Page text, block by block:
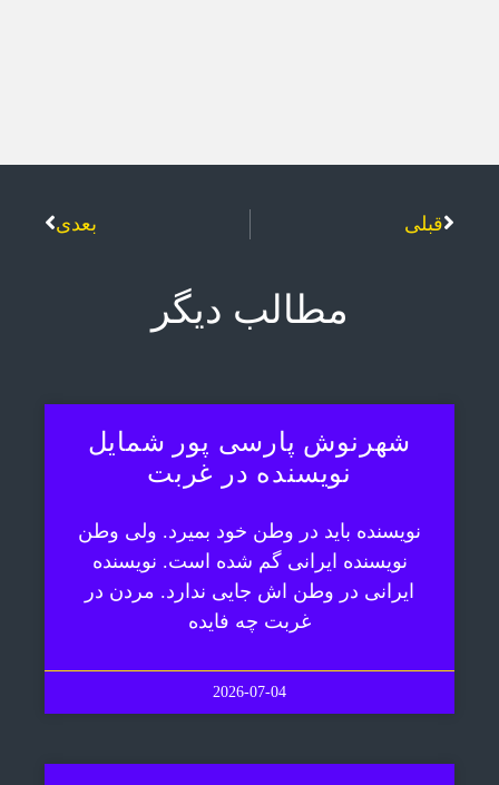
قبلی بعدی
مطالب دیگر
شهرنوش پارسی پور شمایل
نویسنده در غربت
نویسنده باید در وطن خود بمیرد. ولی وطن
نویسنده ایرانی گم شده است. نویسنده
ایرانی در وطن اش جایی ندارد. مردن در
غربت چه فایده
2026-07-04